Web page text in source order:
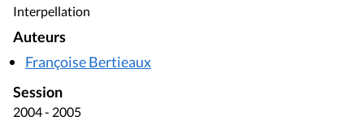
Interpellation
Auteurs
Françoise Bertieaux
Session
2004 - 2005